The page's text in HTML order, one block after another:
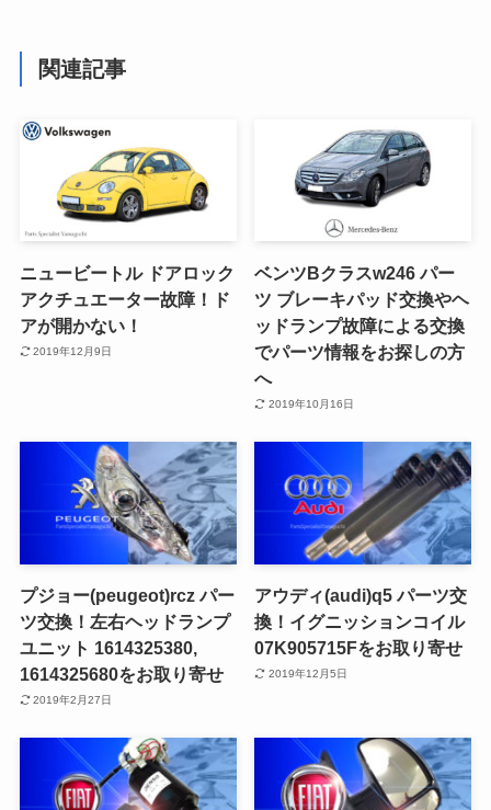
関連記事
ニュービートル ドアロック
アクチュエーター故障！ド
アが開かない！
2019年12月9日
ベンツBクラスw246 パー
ツ ブレーキパッド交換やヘ
ッドランプ故障による交換
でパーツ情報をお探しの方
へ
2019年10月16日
プジョー(peugeot)rcz パー
ツ交換！左右ヘッドランプ
ユニット 1614325380,
1614325680をお取り寄せ
2019年2月27日
アウディ(audi)q5 パーツ交
換！イグニッションコイル
07K905715Fをお取り寄せ
2019年12月5日